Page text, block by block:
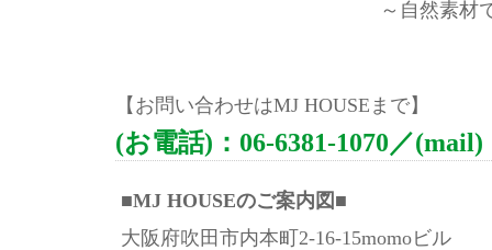
～自然素材
【お問い合わせはMJ HOUSEまで】
(お電話)：06-6381-1070／
■MJ HOUSEのご案内図■
大阪府吹田市内本町2-16-15momoビル